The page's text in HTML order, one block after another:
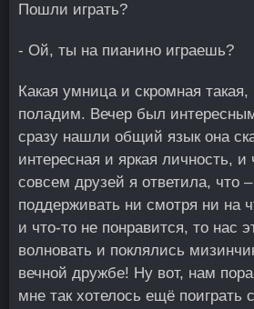
Пошли играть?
- Ой, ты на пианино играешь?
Какая умница и скромная
поладим. Вечер был
сразу нашли общий язык она
интересная и яркая личность, и
совсем друзей я ответила, что
поддерживать ни смотря ни на
и что-то не понравится, то нас
волновать и поклялись
вечной дружбе! Ну вот, нам
мне так хотелось ещё поиграть